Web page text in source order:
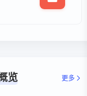
览 更多